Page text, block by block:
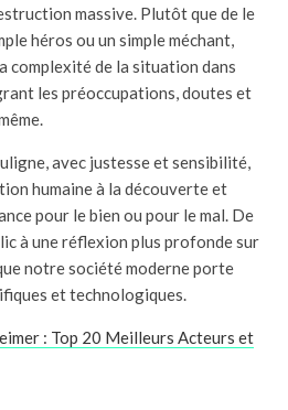
massive. Plutôt que de le
héros ou un simple méchant,
complexité de la situation dans
les préoccupations, doutes et
avec justesse et sensibilité,
humaine à la découverte et
pour le bien ou pour le mal. De
à une réflexion plus profonde sur
notre société moderne porte
et technologiques.
: Top 20 Meilleurs Acteurs et